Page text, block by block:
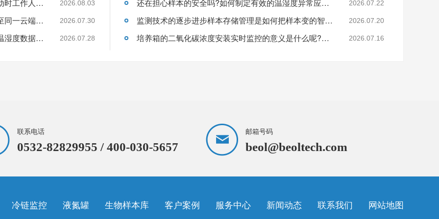
如果温湿度数据离线存储那么在发生异常波动时工作人员如何得知?26.8.3 2026.08.03
多个点位的温湿度采集如何将数据统一上传至同一云端平台呢?26.7.30 2026.07.30
样本的历史记录查看与数据分析功能是决定温湿度数据的关键吗?26.7.28 2026.07.28
还在担心样本的安全吗?如何制定有效的温湿度异常应急预案?26.7.22 2026.07.22
监测技术的逐步进步样本存储管理是如何把样本变的智能化和精细化?26.7.20 2026.07.20
培养箱的二氧化碳浓度安装实时监控的意义是什么呢?26.7.16 2026.07.16
联系电话
0532-82829955 / 400-030-5657
邮箱号码
beol@beoltech.com
冷链监控 液氮罐 生物样本库 客户案例 服务中心 新闻动态 联系我们 网站地图